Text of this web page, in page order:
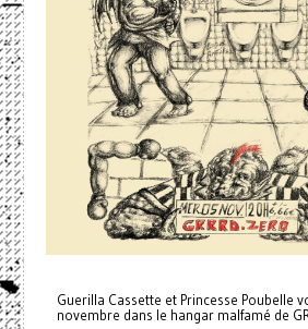
Guerilla Cassette et Princesse Poubelle
novembre dans le hangar malfamé de